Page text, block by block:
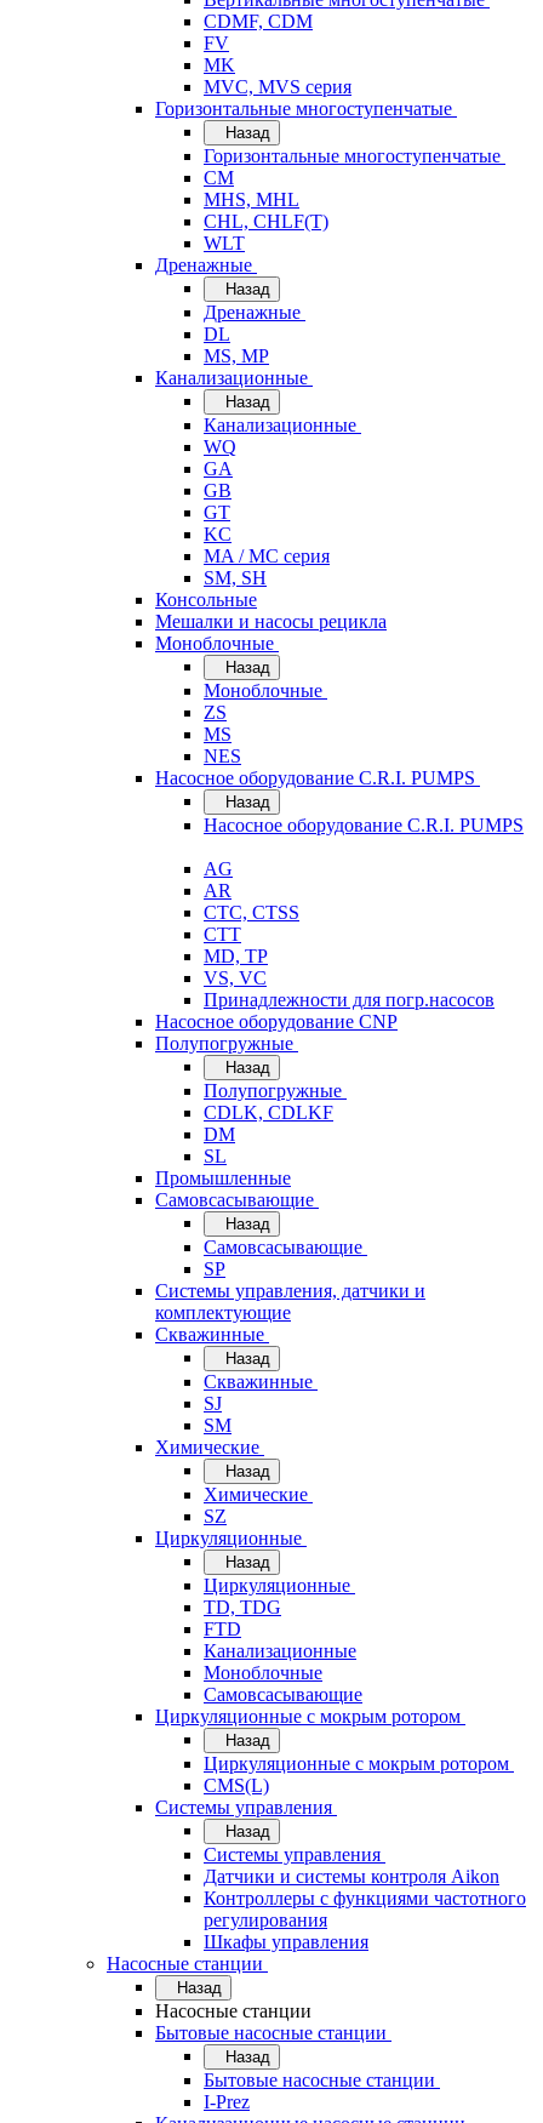
CDMF, CDM
FV
MK
MVC, MVS серия
Горизонтальные многоступенчатые
Назад
Горизонтальные многоступенчатые
CM
MHS, MHL
CHL, CHLF(T)
WLT
Дренажные
Назад
Дренажные
DL
MS, MP
Канализационные
Назад
Канализационные
WQ
GA
GB
GT
KC
MA / MC серия
SM, SH
Консольные
Мешалки и насосы рецикла
Моноблочные
Назад
Моноблочные
ZS
MS
NES
Насосное оборудование C.R.I. PUMPS
Назад
Насосное оборудование C.R.I. PUMPS
AG
AR
CTC, CTSS
CTT
MD, TP
VS, VC
Принадлежности для погр.насосов
Насосное оборудование CNP
Полупогружные
Назад
Полупогружные
CDLK, CDLKF
DM
SL
Промышленные
Самовсасывающие
Назад
Самовсасывающие
SP
Системы управления, датчики и
комплектующие
Скважинные
Назад
Скважинные
SJ
SM
Химические
Назад
Химические
SZ
Циркуляционные
Назад
Циркуляционные
TD, TDG
FTD
Канализационные
Моноблочные
Самовсасывающие
Циркуляционные с мокрым ротором
Назад
Циркуляционные с мокрым ротором
CMS(L)
Системы управления
Назад
Системы управления
Датчики и системы контроля Aikon
Контроллеры с функциями частотного
регулирования
Шкафы управления
Насосные станции
Назад
Насосные станции
Бытовые насосные станции
Назад
Бытовые насосные станции
I-Prez